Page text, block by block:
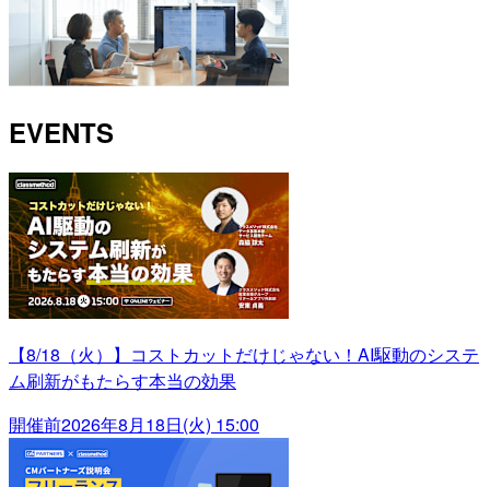
EVENTS
【8/18（火）】コストカットだけじゃない！AI駆動のシステ
ム刷新がもたらす本当の効果
開催前2026年8月18日(火) 15:00